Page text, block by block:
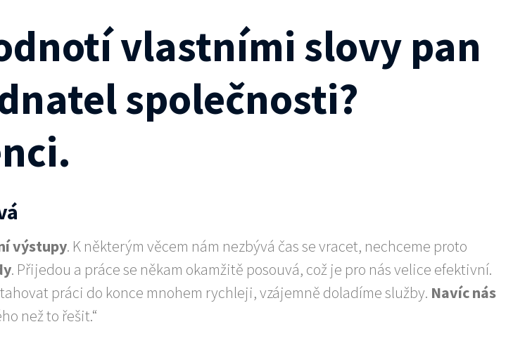
vlastními slovy pan
společnosti?
výstupy. K některým věcem nám nezbývá čas se vracet, nechceme proto
. Přijedou a práce se někam okamžitě posouvá, což je pro nás velice efektivní.
práci do konce mnohem rychleji, vzájemně doladíme služby. Navíc nás
než to řešit.“